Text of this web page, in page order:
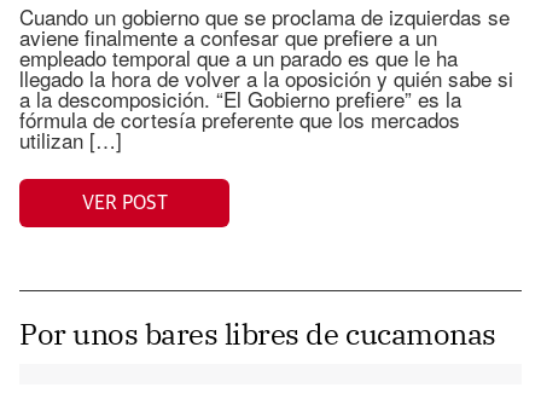
Cuando un gobierno que se proclama de izquierdas se
aviene finalmente a confesar que prefiere a un
empleado temporal que a un parado es que le ha
llegado la hora de volver a la oposición y quién sabe si
a la descomposición. “El Gobierno prefiere” es la
fórmula de cortesía preferente que los mercados
utilizan […]
VER POST
Por unos bares libres de cucamonas